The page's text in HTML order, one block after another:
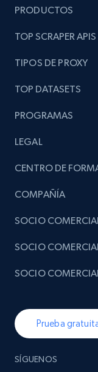
PRODUCTOS
TOP SCRAPER APIS
TIPOS DE PROXY
TOP DATASETS
PROGRAMAS
LEGAL
CENTRO DE
COMPAÑÍA
Prueba
SÍGUENOS
SOCIO
SOCIO
SOCIO